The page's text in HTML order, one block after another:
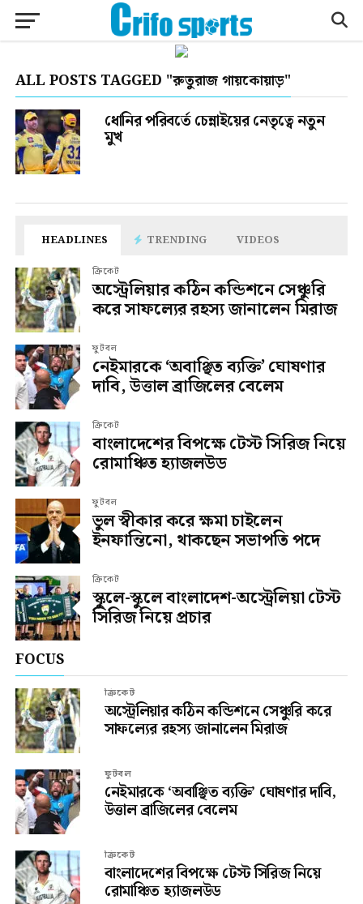
ALL POSTS TAGGED "রুতুরাজ গায়কোয়াড়"
ধোনির পরিবর্তে চেন্নাইয়ের নেতৃত্বে নতুন
মুখ
HEADLINES TRENDING VIDEOS
ক্রিকেট
অস্ট্রেলিয়ার কঠিন কন্ডিশনে সেঞ্চুরি
করে সাফল্যের রহস্য জানালেন মিরাজ
ফুটবল
নেইমারকে ‘অবাঞ্ছিত ব্যক্তি’ ঘোষণার
দাবি, উত্তাল ব্রাজিলের বেলেম
ক্রিকেট
বাংলাদেশের বিপক্ষে টেস্ট সিরিজ নিয়ে
রোমাঞ্চিত হ্যাজলউড
ফুটবল
ভুল স্বীকার করে ক্ষমা চাইলেন
ইনফান্তিনো, থাকছেন সভাপতি পদে
ক্রিকেট
স্কুলে-স্কুলে বাংলাদেশ-অস্ট্রেলিয়া টেস্ট
সিরিজ নিয়ে প্রচার
FOCUS
ক্রিকেট
অস্ট্রেলিয়ার কঠিন কন্ডিশনে সেঞ্চুরি করে
সাফল্যের রহস্য জানালেন মিরাজ
ফুটবল
নেইমারকে ‘অবাঞ্ছিত ব্যক্তি’ ঘোষণার দাবি,
উত্তাল ব্রাজিলের বেলেম
ক্রিকেট
বাংলাদেশের বিপক্ষে টেস্ট সিরিজ নিয়ে
রোমাঞ্চিত হ্যাজলউড